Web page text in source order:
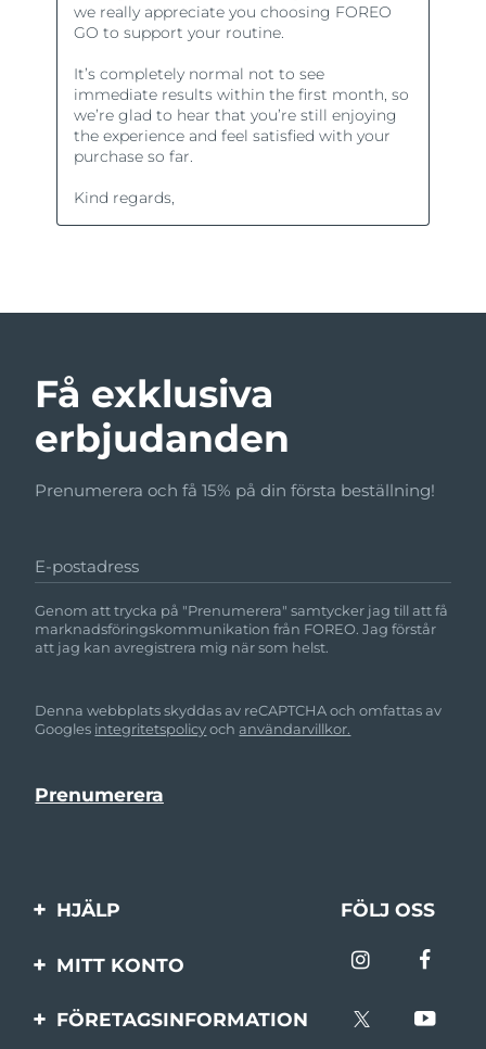
Få exklusiva
erbjudanden
Prenumerera och få 15% på din första beställning!
E-postadress
Genom att trycka på "Prenumerera" samtycker jag till att få
marknadsföringskommunikation från FOREO. Jag förstår
att jag kan avregistrera mig när som helst.
Denna webbplats skyddas av reCAPTCHA och omfattas av
Googles integritetspolicyochanvändarvillkor.
HJÄLP
Kontakta oss
FÖLJ OSS
MITT KONTO
Produktregistrering
FÖRETAGSINFORMATION